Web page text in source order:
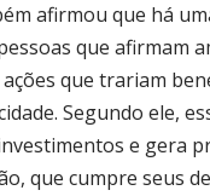
afirmou que há
que afirmam
que trariam
Segundo ele,
e gera
que cumpre seus